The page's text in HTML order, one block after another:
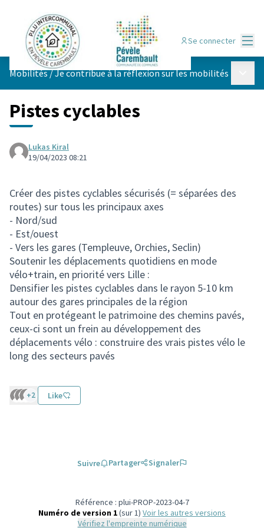
Se connecter
Mobilités/Je contribue à la réflexion sur les mobilités
Pistes cyclables
Lukas Kiral
19/04/2023 08:21
Créer des pistes cyclables sécurisés (= séparées des
routes) sur tous les principaux axes
- Nord/sud
- Est/ouest
- Vers les gares (Templeuve, Orchies, Seclin)
Soutenir les déplacements quotidiens en mode
vélo+train, en priorité vers Lille :
Densifier les pistes cyclables dans le rayon 5-10 km
autour des gares principales de la région
Tout en protégeant le patrimoine des chemins pavés,
ceux-ci sont un frein au développement des
déplacements vélo : construire des vrais pistes vélo le
long des secteurs pavés
+2 Like
Suivre Partager Signaler
Référence : plui-PROP-2023-04-7
Numéro de version 1(sur 1)
voir les autres versions
Vérifiez l'empreinte numérique